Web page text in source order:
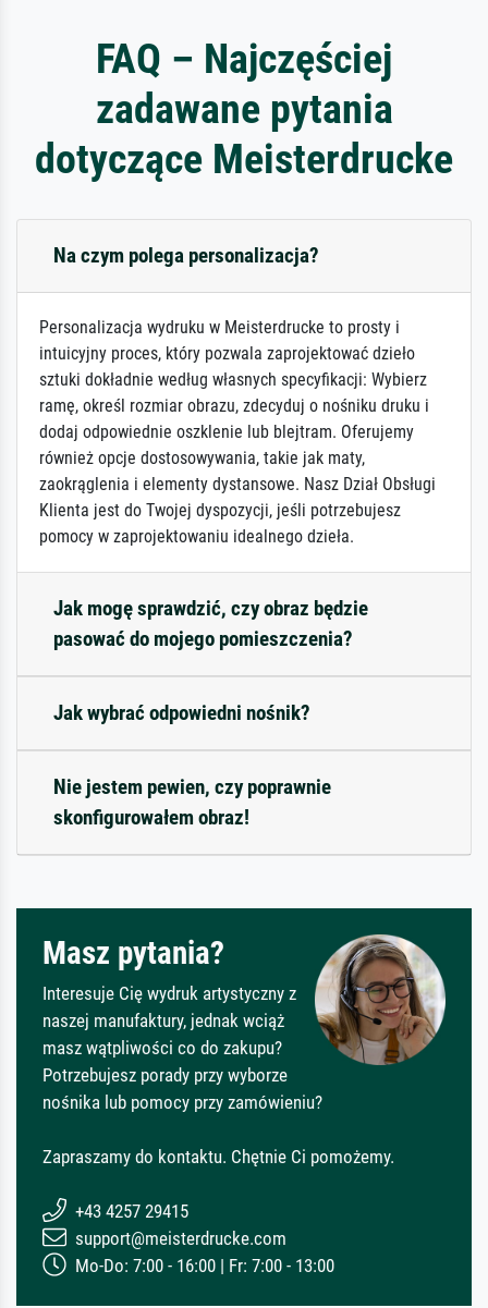
FAQ – Najczęściej
zadawane pytania
dotyczące Meisterdrucke
Na czym polega personalizacja?
Personalizacja wydruku w Meisterdrucke to prosty i
intuicyjny proces, który pozwala zaprojektować dzieło
sztuki dokładnie według własnych specyfikacji: Wybierz
ramę, określ rozmiar obrazu, zdecyduj o nośniku druku i
dodaj odpowiednie oszklenie lub blejtram. Oferujemy
również opcje dostosowywania, takie jak maty,
zaokrąglenia i elementy dystansowe. Nasz Dział Obsługi
Klienta jest do Twojej dyspozycji, jeśli potrzebujesz
pomocy w zaprojektowaniu idealnego dzieła.
Jak mogę sprawdzić, czy obraz będzie
pasować do mojego pomieszczenia?
Jak wybrać odpowiedni nośnik?
Nie jestem pewien, czy poprawnie
skonfigurowałem obraz!
Masz pytania?
Interesuje Cię wydruk artystyczny z
naszej manufaktury, jednak wciąż
masz wątpliwości co do zakupu?
Potrzebujesz porady przy wyborze
nośnika lub pomocy przy zamówieniu?
Zapraszamy do kontaktu. Chętnie Ci pomożemy.
+43 4257 29415
support@meisterdrucke.com
Mo-Do: 7:00 - 16:00 | Fr: 7:00 - 13:00